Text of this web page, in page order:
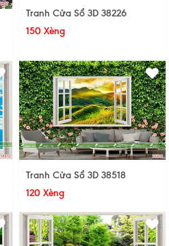
Tranh Cửa Sổ 3D 38226
150 Xèng
Tranh Cửa Sổ 3D 38518
120 Xèng